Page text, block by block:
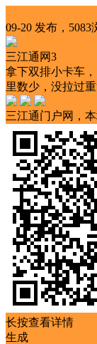
09-20 发布，5083
三江通网3
拿下双排小卡车
里数少，没拉过
三江通门户网，
长按查看详情
生成